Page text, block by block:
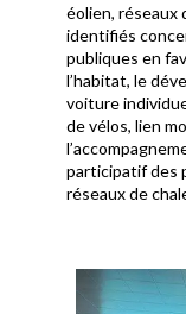
éolien, réseaux
identifiés
publiques en
l’habitat, le
voiture
de vélos, lien
participatif des
réseaux de